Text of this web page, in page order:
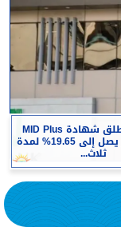
ميدبنك يطلق شهادة MID Plus
بعائد متغير يصل إلى 19.65% لمدة
ثلاث...